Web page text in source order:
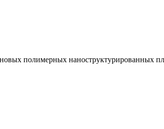
полимерных наноструктурированных